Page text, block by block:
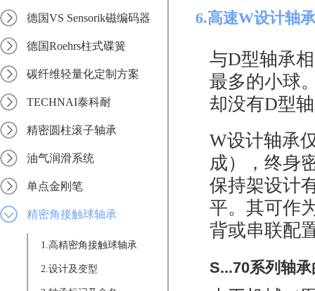
德国VS Sensorik磁编码器
德国Roehrs柱式碟簧
碳纤维轻量化定制方案
TECHNAI泰科耐
精密圆柱滚子轴承
油气润滑系统
单点金刚笔
精密角接触球轴承
1.高精密角接触球轴承
2.设计及变型
6.高速W设计轴承
与D型轴承
最多的小球
却没有D型
W设计轴承
成），终身
保持架设计
平。其可作
背或串联配
S...70系列轴